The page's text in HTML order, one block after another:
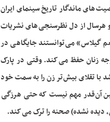
های ماندگار تاریخ سینمای ایران
هرسال از دل نظرسنجی های نشریات
گیلاس» می توانستند جایگاهی در
زنان حفظ می کند. وقتی در پارک
تقلای بیش تر زن را به سمت خود
آن قدر مهم نیست که حتی هرزگی
دیده نشده) صحنه را ترک می کند.